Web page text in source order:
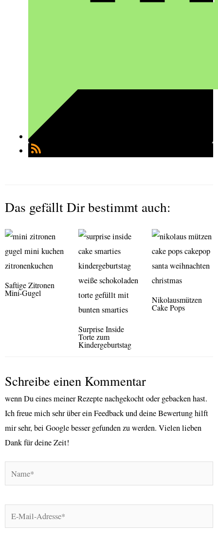
Das gefällt Dir bestimmt auch:
Saftige Zitronen
Mini-Gugel
Surprise Inside
Torte zum
Kindergeburtstag
Nikolausmützen
Cake Pops
Schreibe einen Kommentar
wenn Du eines meiner Rezepte nachgekocht oder gebacken hast.
Ich freue mich sehr über ein Feedback und deine Bewertung hilft
mir sehr, bei Google besser gefunden zu werden. Vielen lieben
Dank für deine Zeit!
E-
Mail-